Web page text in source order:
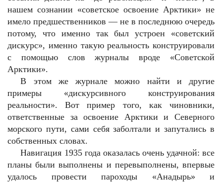
нашем сознании «советское освоение Арктики» не
имело предшественников — не в последнюю очередь
потому, что именно так был устроен «советский
дискурс», именно такую реальность конструировали
с помощью слов журналы вроде «Советской
Арктики».
В этом же журнале можно найти и другие
примеры «дискурсивного конструирования
реальности». Вот пример того, как чиновники,
ответственные за освоение Арктики и Северного
морского пути, сами себя заболтали и запутались в
собственных словах.
Навигация 1935 года оказалась очень удачной: все
планы были выполнены и перевыполнены, впервые
удалось провести пароходы «Анадырь» и